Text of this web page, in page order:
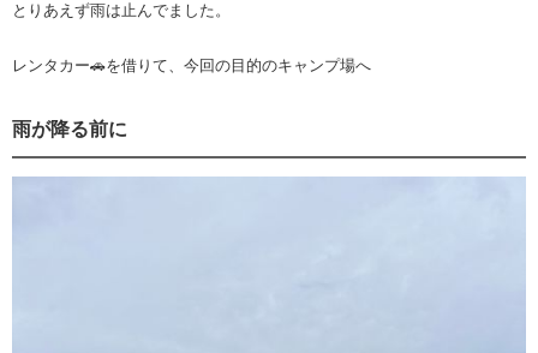
とりあえず雨は止んでました。
レンタカー🚗を借りて、今回の目的のキャンプ場へ
雨が降る前に